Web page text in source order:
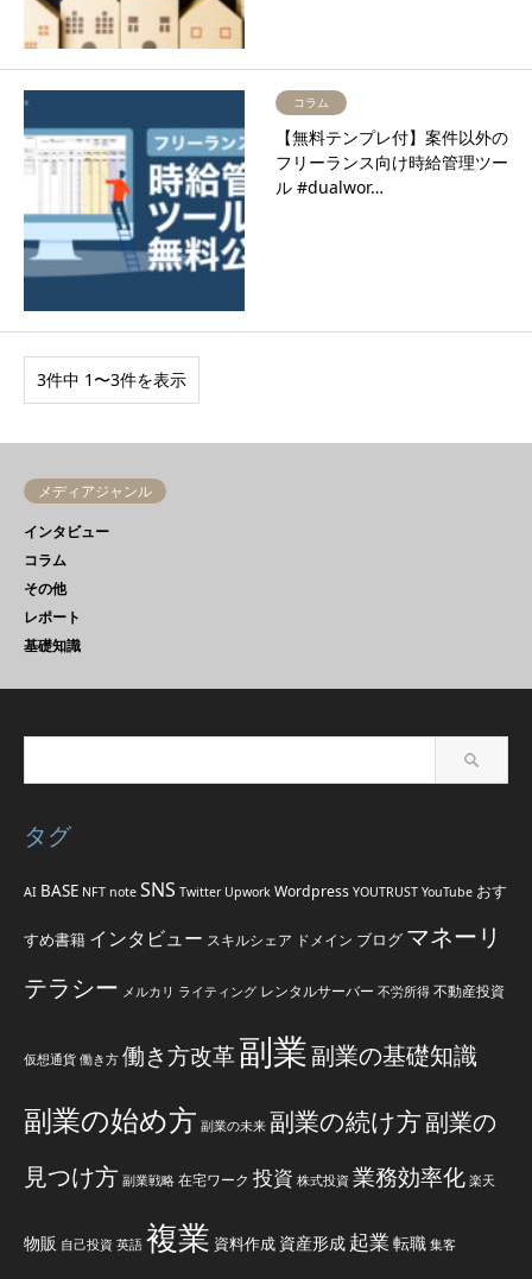
コラム
【無料テンプレ付】案件以外の
フリーランス向け時給管理ツー
ル #dualwor…
3件中 1〜3件を表示
メディアジャンル
インタビュー
コラム
その他
レポート
基礎知識
タグ
AI BASE NFT note SNS Twitter Upwork Wordpress YOUTRUST YouTube おす
すめ書籍 インタビュー スキルシェア ドメイン ブログ マネーリ
テラシー メルカリ ライティング レンタルサーバー 不労所得 不動産投資
仮想通貨 働き方 働き方改革副業副業の基礎知識
副業の始め方 副業の未来 副業の続け方副業の
見つけ方 副業戦略 在宅ワーク 投資 株式投資 業務効率化 楽天
物販 自己投資 英語 複業 資料作成 資産形成 起業 転職 集客